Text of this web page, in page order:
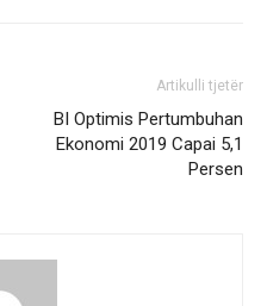
Artikulli tjetër
BI Optimis Pertumbuhan
Ekonomi 2019 Capai 5,1
Persen